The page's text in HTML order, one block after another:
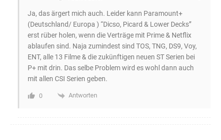
Ja, das ärgert mich auch. Leider kann Paramount+
(Deutschland/ Europa ) “Dicso, Picard & Lower Decks”
erst rüber holen, wenn die Verträge mit Prime & Netflix
ablaufen sind. Naja zumindest sind TOS, TNG, DS9, Voy,
ENT, alle 13 Filme & die zukünftigen neuen ST Serien bei
P+ mit drin. Das selbe Problem wird es wohl dann auch
mit allen CSI Serien geben.
0 Antworten